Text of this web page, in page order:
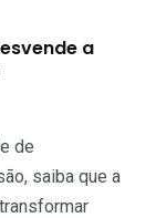
a
de
saiba que a